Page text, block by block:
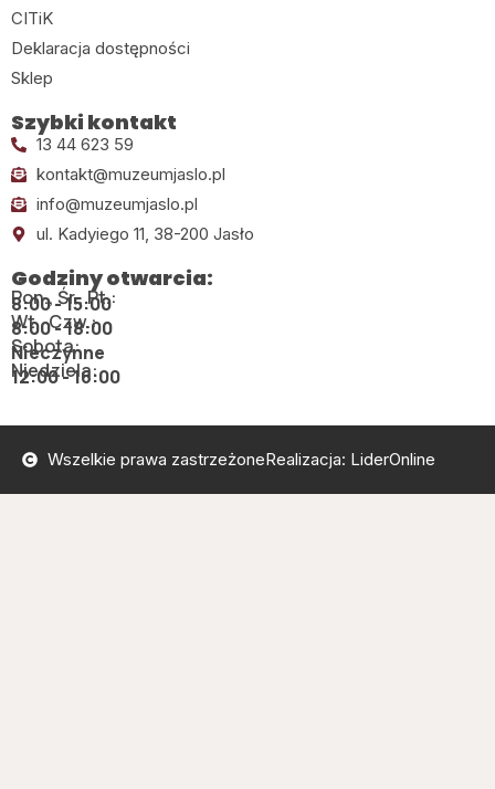
CITiK
Deklaracja dostępności
Sklep
Szybki kontakt
13 44 623 59
kontakt@muzeumjaslo.pl
info@muzeumjaslo.pl
ul. Kadyiego 11, 38-200 Jasło
Godziny otwarcia:
Pon., Śr., Pt.:
8:00 - 15:00
Wt., Czw.:
8:00 - 18:00
Sobota:
Nieczynne
Niedziela:
12:00 - 16:00
Wszelkie prawa zastrzeżoneRealizacja: LiderOnline